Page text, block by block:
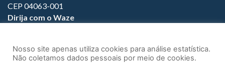
CEP 04063-001
Dirija com o Waze
(11) 3147-1800
Nosso site apenas utiliza cookies para análise estatística.
Não coletamos dados pessoais por meio de cookies.